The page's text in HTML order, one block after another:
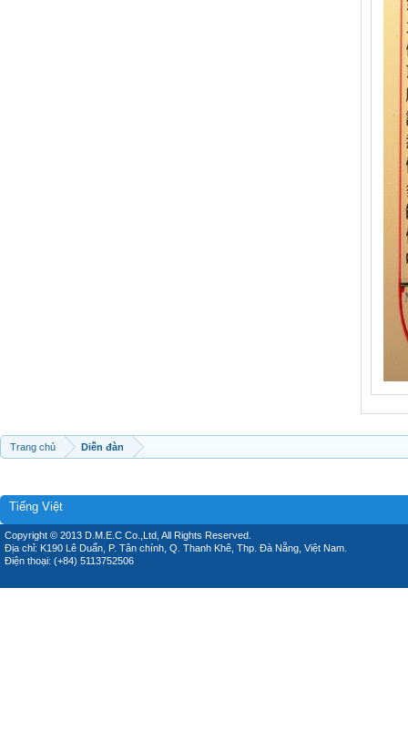
Trang chủ Diễn đàn
Tiếng Việt
Copyright © 2013 D.M.E.C Co.,Ltd, All Rights Reserved.
Địa chỉ: K190 Lê Duẩn, P. Tân chính, Q. Thanh Khê, Thp. Đà Nẵng, Việt Nam.
Điện thoại: (+84) 5113752506